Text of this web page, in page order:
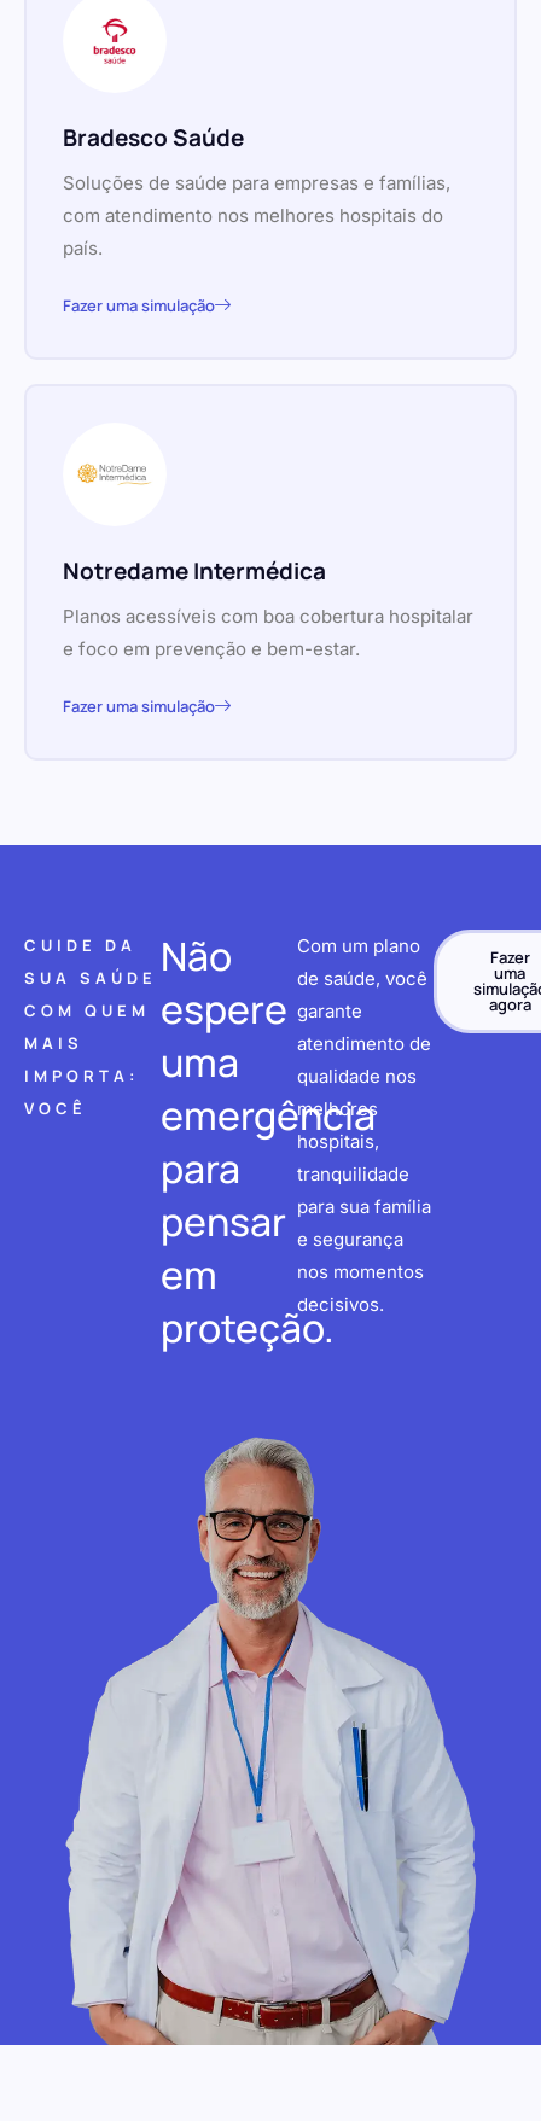
Bradesco Saúde
Soluções de saúde para empresas e famílias,
com atendimento nos melhores hospitais do
país.
Fazer uma simulação
Notredame Intermédica
Planos acessíveis com boa cobertura hospitalar
e foco em prevenção e bem-estar.
Fazer uma simulação
CUIDE DA
SUA SAÚDE
COM QUEM
MAIS
IMPORTA:
VOCÊ
Não
espere
uma
emergência
para
pensar
em
proteção.
Com um plano
de saúde, você
garante
atendimento de
qualidade nos
melhores
hospitais,
tranquilidade
para sua família
e segurança
nos momentos
decisivos.
Fazer
uma
agora